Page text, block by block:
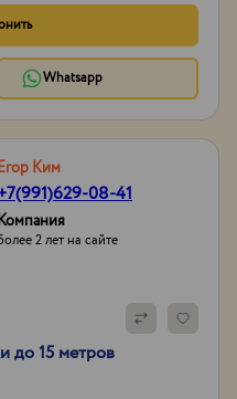
Whatsapp
Ким
08-41
2 лет на сайте
дo 15 метрoв